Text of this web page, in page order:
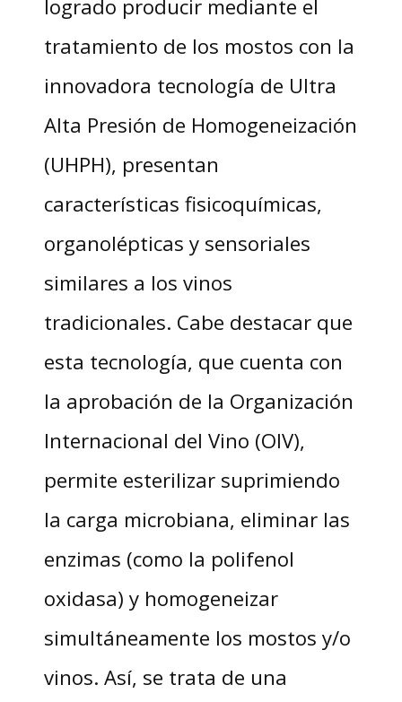
logrado producir mediante el
tratamiento de los mostos con la
innovadora tecnología de Ultra
Alta Presión de Homogeneización
(UHPH), presentan
características fisicoquímicas,
organolépticas y sensoriales
similares a los vinos
tradicionales. Cabe destacar que
esta tecnología, que cuenta con
la aprobación de la Organización
Internacional del Vino (OIV),
permite esterilizar suprimiendo
la carga microbiana, eliminar las
enzimas (como la polifenol
oxidasa) y homogeneizar
simultáneamente los mostos y/o
vinos. Así, se trata de una